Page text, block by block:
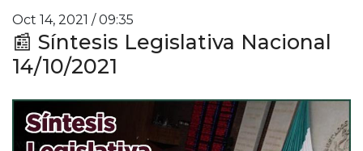
Oct 14, 2021 / 09:35
📰 Síntesis Legislativa Nacional
14/10/2021